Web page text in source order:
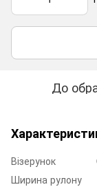
До
Візерунок
Ширина рулону